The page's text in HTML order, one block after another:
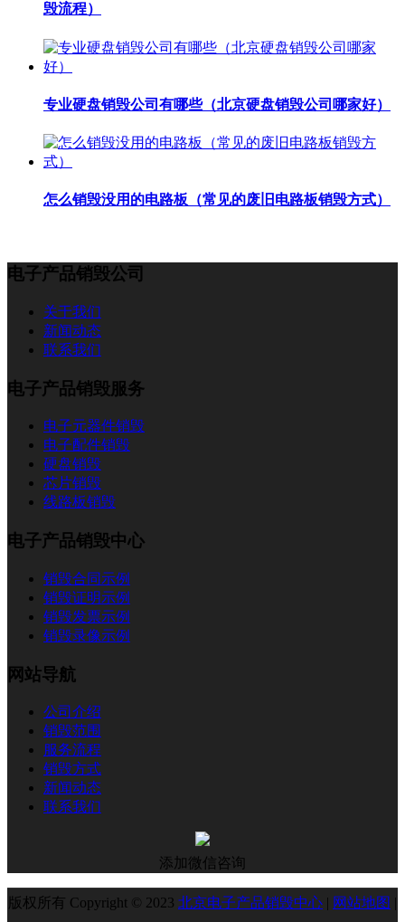
毁流程）
专业硬盘销毁公司有哪些（北京硬盘销毁公司哪家好）
怎么销毁没用的电路板（常见的废旧电路板销毁方式）
电子产品销毁公司
关于我们
新闻动态
联系我们
电子产品销毁服务
电子元器件销毁
电子配件销毁
硬盘销毁
芯片销毁
线路板销毁
电子产品销毁中心
销毁合同示例
销毁证明示例
销毁发票示例
销毁录像示例
网站导航
公司介绍
销毁范围
服务流程
销毁方式
新闻动态
联系我们
添加微信咨询
版权所有 Copyright © 2023 北京电子产品销毁中心 | 网站地图 |